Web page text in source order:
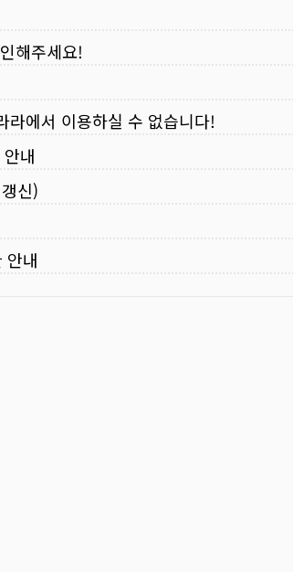
해주세요!
라에서 이용하실 수 없습니다!
내
신)
안내